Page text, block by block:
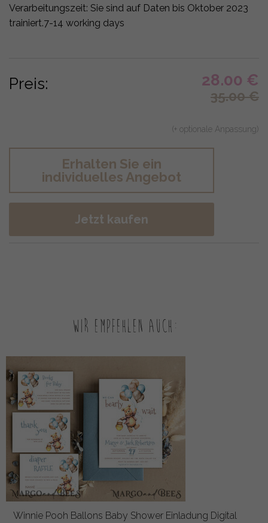
Verarbeitungszeit: Sie sind auf Daten bis Oktober 2023
trainiert.7-14 working days
Preis: 28.00 €
35.00€
(+ optionale Anpassung)
Erhalten Sie ein
individuelles Angebot
Jetzt kaufen
Wir empfehlen auch:
Winnie Pooh Ballons Baby Shower Einladung Digital